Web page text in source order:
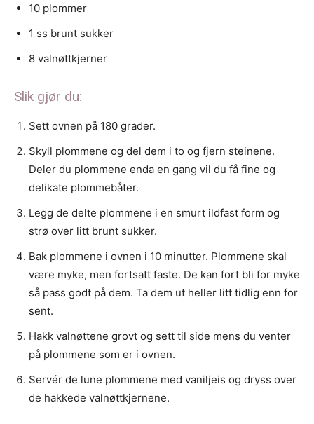
10 plommer
1 ss brunt sukker
8 valnøttkjerner
Slik gjør du:
Sett ovnen på 180 grader.
Skyll plommene og del dem i to og fjern steinene.
Deler du plommene enda en gang vil du få fine og
delikate plommebåter.
Legg de delte plommene i en smurt ildfast form og
strø over litt brunt sukker.
Bak plommene i ovnen i 10 minutter. Plommene skal
være myke, men fortsatt faste. De kan fort bli for myke
så pass godt på dem. Ta dem ut heller litt tidlig enn for
sent.
Hakk valnøttene grovt og sett til side mens du venter
på plommene som er i ovnen.
Servér de lune plommene med vaniljeis og dryss over
de hakkede valnøttkjernene.